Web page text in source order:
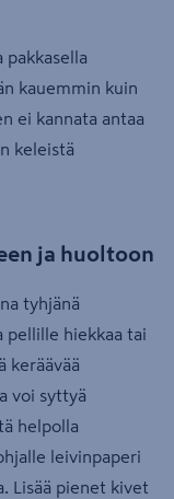
pakkasella
kauemmin kuin
ei kannata antaa
keleistä
ja huoltoon
tyhjänä
pellille hiekkaa tai
keräävää
voi syttyä
helpolla
leivinpaperi
Lisää pienet kivet